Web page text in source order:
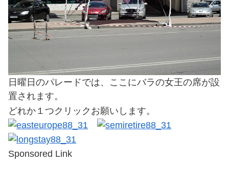
日曜日のパレードでは、ここにバラの女王の席が設
置されます。
どれか１つクリックお願いします。
Sponsored Link